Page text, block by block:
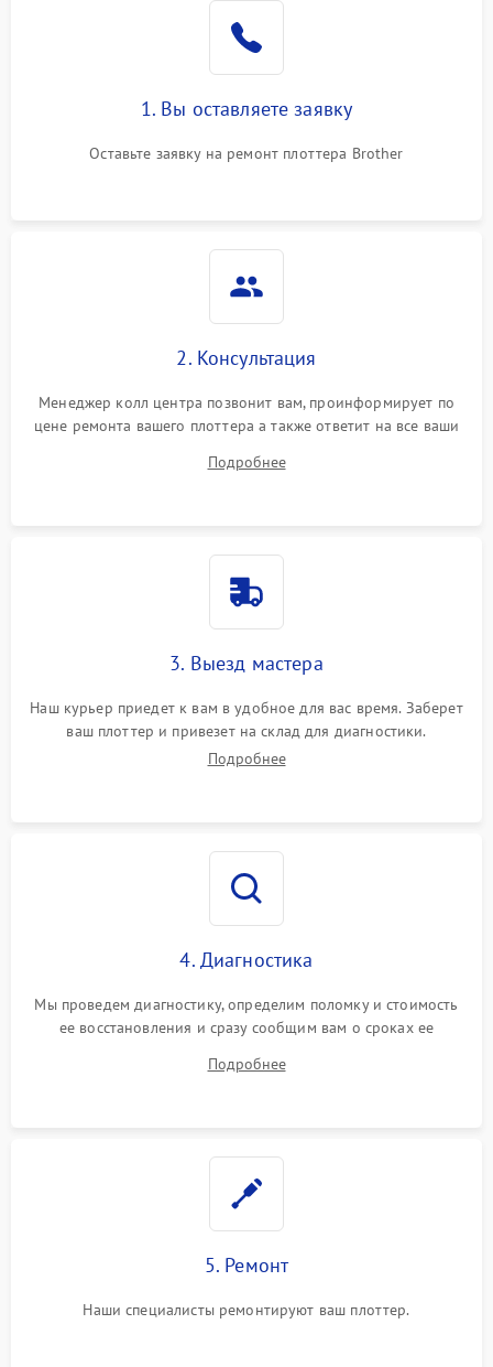
1. Вы оставляете заявку
Оставьте заявку на ремонт плоттера Brother
2. Консультация
Менеджер колл центра позвонит вам, проинформирует по
цене ремонта вашего плоттера а также ответит на все ваши
Подробнее
3. Выезд мастера
Наш курьер приедет к вам в удобное для вас время. Заберет
ваш плоттер и привезет на склад для диагностики.
Подробнее
4. Диагностика
Мы проведем диагностику, определим поломку и стоимость
ее восстановления и сразу сообщим вам о сроках ее
Подробнее
5. Ремонт
Наши специалисты ремонтируют ваш плоттер.